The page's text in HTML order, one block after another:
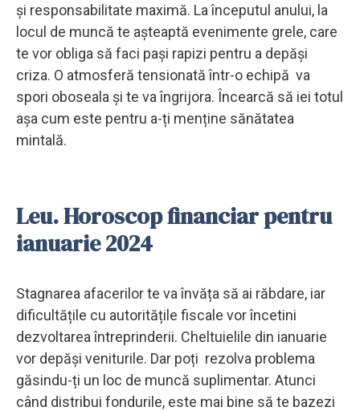
și responsabilitate maximă. La începutul anului, la
locul de muncă te așteaptă evenimente grele, care
te vor obliga să faci pași rapizi pentru a depăși
criza. O atmosferă tensionată într-o echipă va
spori oboseala și te va îngrijora. Încearcă să iei totul
așa cum este pentru a-ți menține sănătatea
mintală.
Leu. Horoscop financiar pentru
ianuarie 2024
Stagnarea afacerilor te va învăța să ai răbdare, iar
dificultățile cu autoritățile fiscale vor încetini
dezvoltarea întreprinderii. Cheltuielile din ianuarie
vor depăși veniturile. Dar poți rezolva problema
găsindu-ți un loc de muncă suplimentar. Atunci
când distribui fondurile, este mai bine să te bazezi